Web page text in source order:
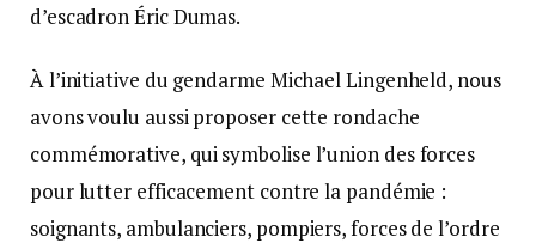
d’escadron Éric Dumas.
À l’initiative du gendarme Michael Lingenheld, nous
avons voulu aussi proposer cette rondache
commémorative, qui symbolise l’union des forces
pour lutter efficacement contre la pandémie :
soignants, ambulanciers, pompiers, forces de l’ordre